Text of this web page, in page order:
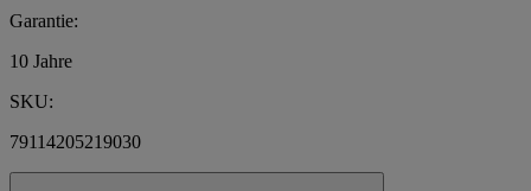
Garantie:
10 Jahre
SKU:
79114205219030